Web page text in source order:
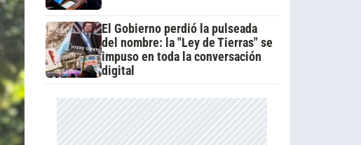
El Gobierno perdió la pulseada
del nombre: la "Ley de Tierras" se
impuso en toda la conversación
digital